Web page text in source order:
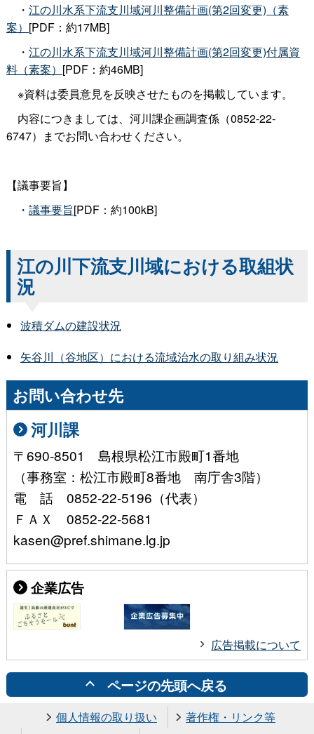
・ 江の川水系下流支川域河川整備計画(第2回変更)（素
案） [PDF：約17MB]
・ 江の川水系下流支川域河川整備計画(第2回変更)付属資
料（素案） [PDF：約46MB]
※資料は委員意見を反映させたものを掲載しています。
内容につきましては、河川課企画調査係（0852-22-
6747）までお問い合わせください。
【議事要旨】
・ 議事要旨[PDF：約100kB]
江の川下流支川域における取組状
況
波積ダムの建設状況
矢谷川（谷地区）における流域治水の取り組み状況
お問い合わせ先
河川課
〒690-8501 島根県松江市殿町1番地
（事務室：松江市殿町8番地 南庁舎3階）
電 話 0852-22-5196（代表）
ＦＡＸ 0852-22-5681
kasen@pref.shimane.lg.jp
企業広告
広告掲載について
ページの先頭へ戻る
個人情報の取り扱い
著作権・リンク等